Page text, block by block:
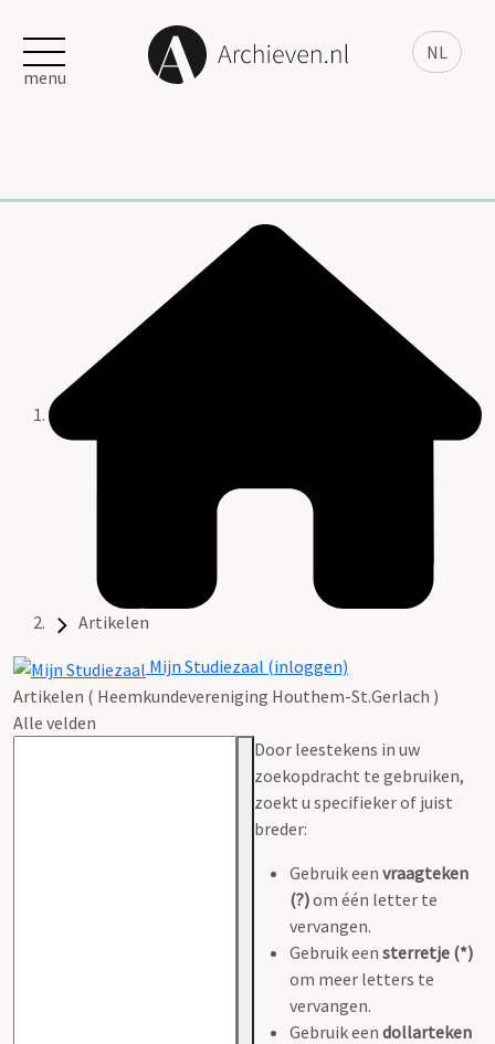
NL
menu
Artikelen
Mijn Studiezaal (inloggen)
Artikelen ( Heemkundevereniging Houthem-St.Gerlach )
Alle velden
Door leestekens in uw
zoekopdracht te gebruiken,
zoekt u specifieker of juist
breder:
Gebruik een vraagteken
(?)om één letter te
vervangen.
Gebruik een sterretje (*)
om meer letters te
vervangen.
Gebruik een dollarteken